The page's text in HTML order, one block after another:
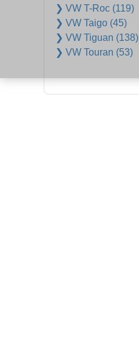
❯ VW T-Roc (119)
❯ VW Taigo (45)
❯ VW Tiguan (138)
❯ VW Touran (53)